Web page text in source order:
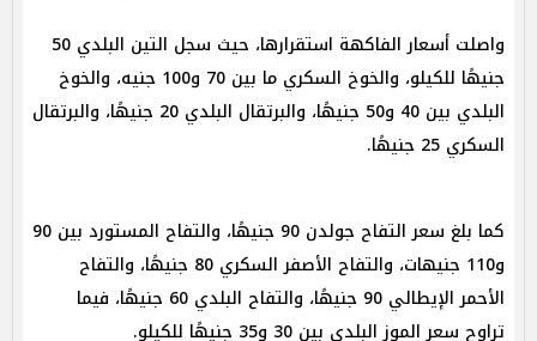
واصلت أسعار الفاكهة استقرارها، حيث سجل التين البلدي 50
جنيهًا للكيلو، والخوخ السكري ما بين 70 و100 جنيه، والخوخ
البلدي بين 40 و50 جنيهًا، والبرتقال البلدي 20 جنيهًا، والبرتقال
السكري 25 جنيهًا.
كما بلغ سعر التفاح جولدن 90 جنيهًا، والتفاح المستورد بين 90
و110 جنيهات، والتفاح الأصفر السكري 80 جنيهًا، والتفاح
الأحمر الإيطالي 90 جنيهًا، والتفاح البلدي 60 جنيهًا، فيما
تراوح سعر الموز البلدي بين 30 و35 جنيهًا للكيلو.